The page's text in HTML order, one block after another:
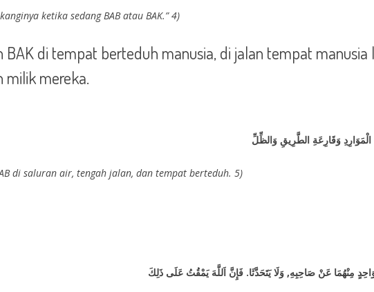
ketika sedang BAB atau BAK.” 4)
di tempat berteduh manusia, di jalan tempat manusia
milik mereka.
الْمَوَارِدِ وَقَارِعَةِ الطَّرِيقِ وَالظِّلِّ
di saluran air, tengah jalan, dan tempat berteduh. 5)
مِنْهُمَا عَنْ صَاحِبِهِ, وَلَا يَتَحَدَّثَا. فَإِنَّ اَللَّهَ يَمْقُتُ عَلَى ذَلِكَ